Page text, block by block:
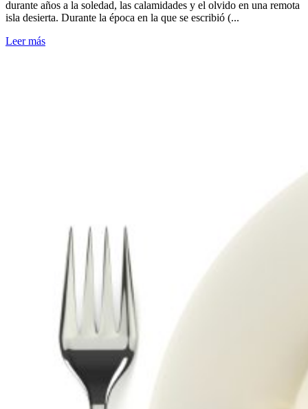
durante años a la soledad, las calamidades y el olvido en una remota
isla desierta. Durante la época en la que se escribió (...
Leer más